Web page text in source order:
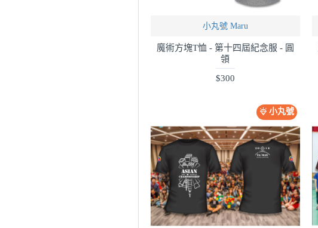
小丸號 Maru
魔術方塊T恤 - 第十四屆紀念服 - 圓
領
$300
小丸號